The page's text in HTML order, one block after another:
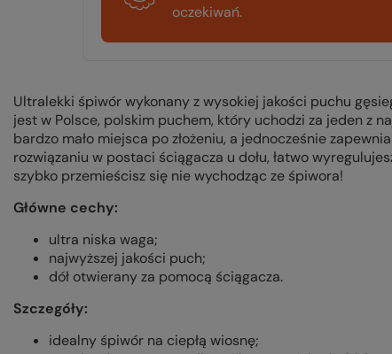
oczekiwań.
Ultralekki śpiwór wykonany z wysokiej jakości puchu
jest w Polsce, polskim puchem, który uchodzi za jeden z
bardzo mało miejsca po złożeniu, a jednocześnie
rozwiązaniu w postaci ściągacza u dołu, łatwo
szybko przemieścisz się nie wychodząc ze śpiwora!
Główne cechy:
ultra niska waga;
najwyższej jakości puch;
dół otwierany za pomocą ściągacza.
Szczegóły:
idealny śpiwór na ciepłą wiosnę;